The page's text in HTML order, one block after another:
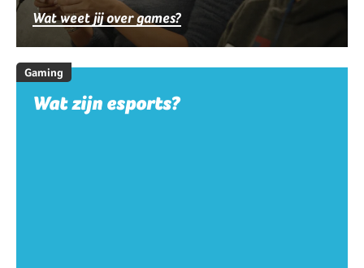
Wat weet jij over games?
Gaming
Wat zijn esports?